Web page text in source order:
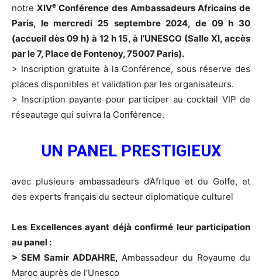
notre XIVeConférence des Ambassadeurs Africains de
Paris, le mercredi 25 septembre 2024, de 09 h 30
(accueil dès 09 h) à 12 h 15, à l’UNESCO (Salle XI, accès
par le 7, Place de Fontenoy, 75007 Paris).
> Inscription gratuite à la Conférence, sous réserve des
places disponibles et validation par les organisateurs.
> Inscription payante pour participer au cocktail VIP de
réseautage qui suivra la Conférence.
UN PANEL PRESTIGIEUX
avec plusieurs ambassadeurs d’Afrique et du Golfe, et
des experts français du secteur diplomatique culturel
Les Excellences ayant déjà confirmé leur participation
au panel :
> SEM Samir ADDAHRE, Ambassadeur du Royaume du
Maroc auprès de l’Unesco